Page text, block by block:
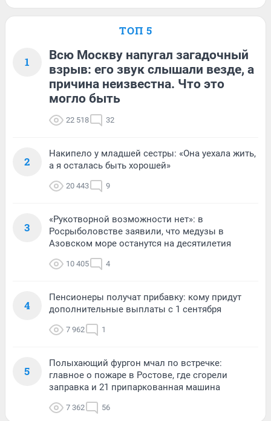
ТОП 5
1
Всю Москву напугал загадочный
взрыв: его звук слышали везде, а
причина неизвестна. Что это
могло быть
22 518 32
2
Накипело у младшей сестры: «Она уехала жить,
а я осталась быть хорошей»
20 443 9
3
«Рукотворной возможности нет»: в
Росрыболовстве заявили, что медузы в
Азовском море останутся на десятилетия
10 405 4
4
Пенсионеры получат прибавку: кому придут
дополнительные выплаты с 1 сентября
7 962 1
5
Полыхающий фургон мчал по встречке:
главное о пожаре в Ростове, где сгорели
заправка и 21 припаркованная машина
7 362 56